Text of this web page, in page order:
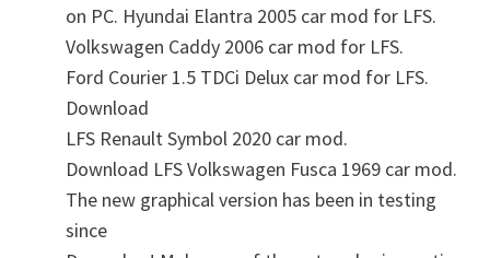
on PC. Hyundai Elantra 2005 car mod for LFS.
Volkswagen Caddy 2006 car mod for LFS.
Ford Courier 1.5 TDCi Delux car mod for LFS.
Download
LFS Renault Symbol 2020 car mod.
Download LFS Volkswagen Fusca 1969 car mod.
The new graphical version has been in testing
since